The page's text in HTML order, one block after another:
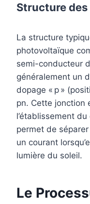
Structure
La structure
photovoltaïque
semi-conducteur
généralement un
dopage « p »
pn. Cette jonction
l’établissement
permet de
un courant
lumière du soleil.
Le